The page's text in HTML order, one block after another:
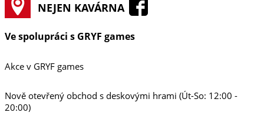
NEJEN KAVÁRNA
Ve spolupráci s GRYF games
Akce v GRYF games
Nově otevřený obchod s deskovými hrami (Út-So: 12:00 -
20:00)